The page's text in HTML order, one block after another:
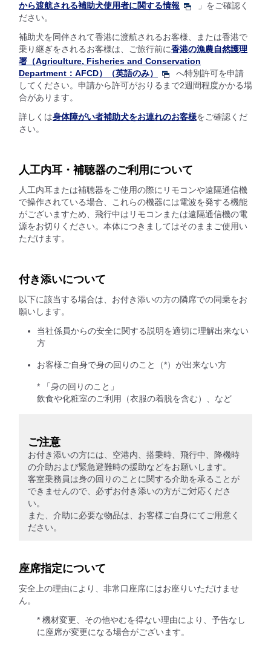
から渡航される補助犬使用者に関する情報
」をご確認く
ださい。
補助犬を同伴されて香港に渡航されるお客様、または香港で
乗り継ぎをされるお客様は、ご旅行前に香港の漁農自然護理
署（Agriculture, Fisheries and Conservation
Department：AFCD）（英語のみ）
へ特別許可を申請
してください。申請から許可がおりるまで2週間程度かかる場
合があります。
詳しくは身体障がい者補助犬をお連れのお客様をご確認くだ
さい。
人工内耳・補聴器のご利用について
人工内耳または補聴器をご使用の際にリモコンや遠隔通信機
で操作されている場合、これらの機器には電波を発する機能
がございますため、飛行中はリモコンまたは遠隔通信機の電
源をお切りください。本体につきましてはそのままご使用い
ただけます。
付き添いについて
以下に該当する場合は、お付き添いの方の隣席での同乗をお
願いします。
当社係員からの安全に関する説明を適切に理解出来ない
方
お客様ご自身で身の回りのこと（*）が出来ない方
* 「身の回りのこと」
飲食や化粧室のご利用（衣服の着脱を含む）、など
ご注意
お付き添いの方には、空港内、搭乗時、飛行中、降機時
の介助および緊急避難時の援助などをお願いします。
客室乗務員は身の回りのことに関する介助を承ることが
できませんので、必ずお付き添いの方がご対応くださ
い。
また、介助に必要な物品は、お客様ご自身にてご用意く
ださい。
座席指定について
安全上の理由により、非常口座席にはお座りいただけませ
ん。
* 機材変更、その他やむを得ない理由により、予告なし
に座席が変更になる場合がございます。